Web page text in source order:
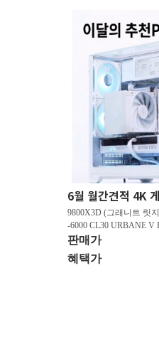
9800X3D (그래니트 릿
-6000 CL30 URBANE V
(16Gx2)) / B850M-
지포스 RTX 5080
씨현 / EXCERIA 히트
판매가
혜택가